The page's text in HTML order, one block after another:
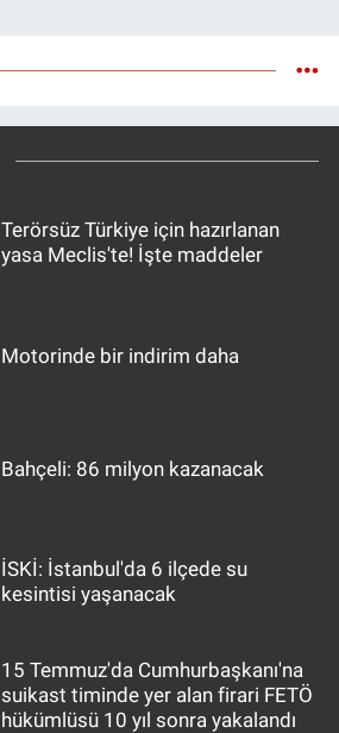
Terörsüz Türkiye için hazırlanan
yasa Meclis'te! İşte maddeler
Motorinde bir indirim daha
Bahçeli: 86 milyon kazanacak
İSKİ: İstanbul'da 6 ilçede su
kesintisi yaşanacak
15 Temmuz'da Cumhurbaşkanı'na
suikast timinde yer alan firari FETÖ
hükümlüsü 10 yıl sonra yakalandı